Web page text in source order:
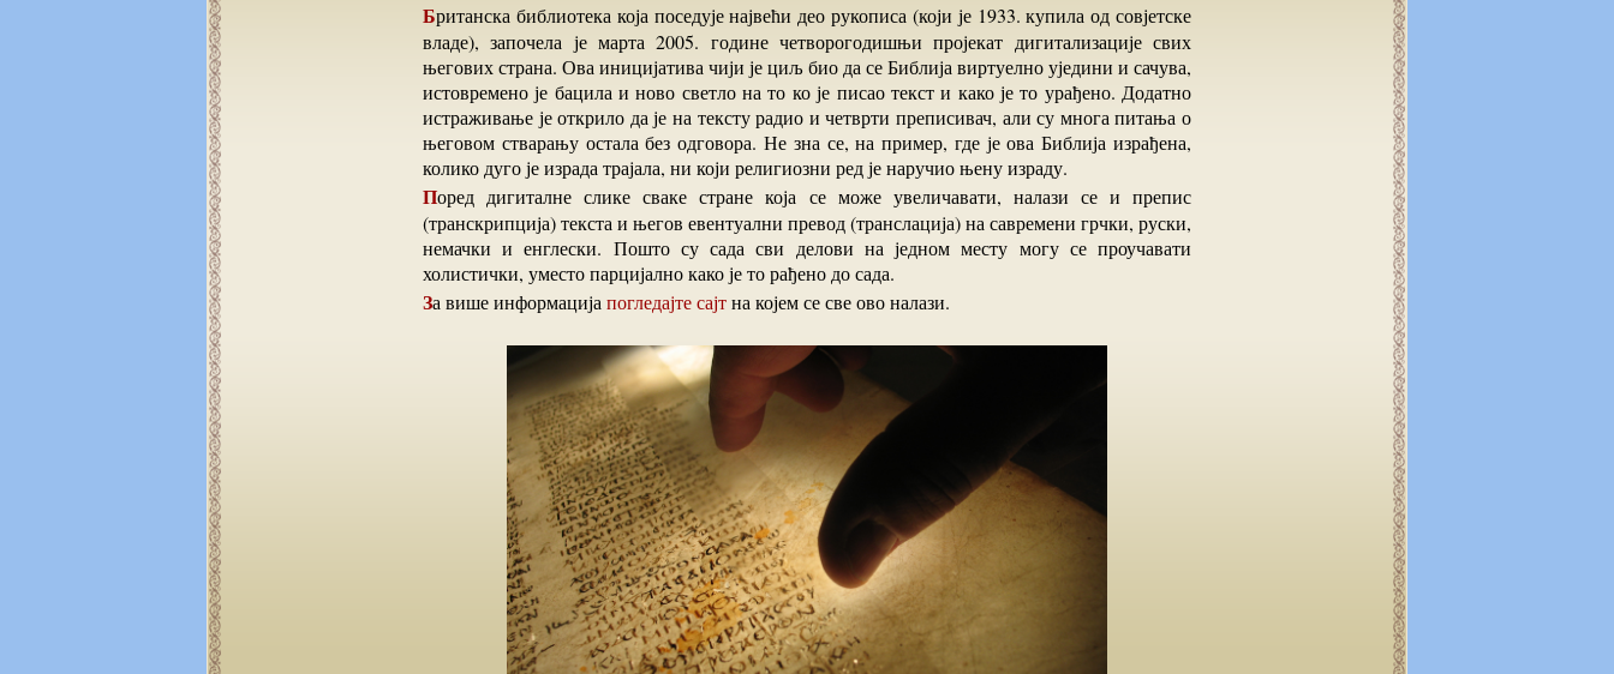
Британска библиотека која поседује највећи део рукописа (који је 1933. купила од совјетске
владе), започела је марта 2005. године четворогодишњи пројекат дигитализације свих
његових страна. Ова иницијатива чији је циљ био да се Библија виртуелно уједини и сачува,
истовремено је бацила и ново светло на то ко је писао текст и како је то урађено. Додатно
истраживање је открило да је на тексту радио и четврти преписивач, али су многа питања о
његовом стварању остала без одговора. Не зна се, на пример, где је ова Библија израђена,
колико дуго је израда трајала, ни који религиозни ред је наручио њену израду.
Поред дигиталне слике сваке стране која се може увеличавати, налази се и препис
(транскрипција) текста и његов евентуални превод (транслација) на савремени грчки, руски,
немачки и енглески. Пошто су сада сви делови на једном месту могу се проучавати
холистички, уместо парцијално како је то рађено до сада.
За више информација погледајте сајтна којем се све ово налази.